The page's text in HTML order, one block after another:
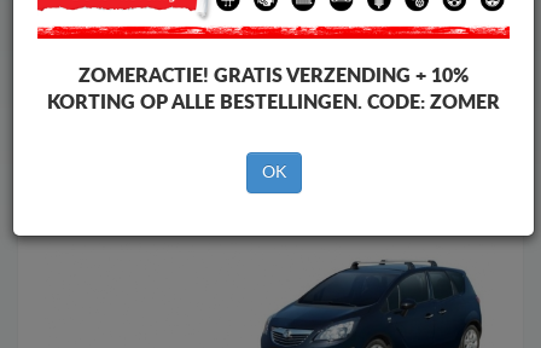
Motor Beschermplaat
Merken
Terug naar de catalogus
ZOMERACTIE! GRATIS VERZENDING + 10%
KORTING OP ALLE BESTELLINGEN. CODE: ZOMER
OK